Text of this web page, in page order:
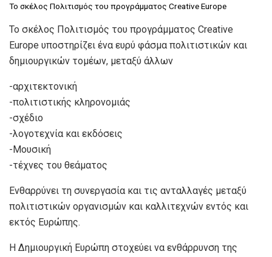
Το σκέλος Πολιτισμός του προγράμματος Creative Europe
Το σκέλος Πολιτισμός του προγράμματος Creative
Europe υποστηρίζει ένα ευρύ φάσμα πολιτιστικών και
δημιουργικών τομέων, μεταξύ άλλων
-αρχιτεκτονική
-πολιτιστικής κληρονομιάς
-σχέδιο
-λογοτεχνία και εκδόσεις
-Μουσική
-τέχνες του θεάματος
Ενθαρρύνει τη συνεργασία και τις ανταλλαγές μεταξύ
πολιτιστικών οργανισμών και καλλιτεχνών εντός και
εκτός Ευρώπης.
Η Δημιουργική Ευρώπη στοχεύει να ενθάρρυνση της